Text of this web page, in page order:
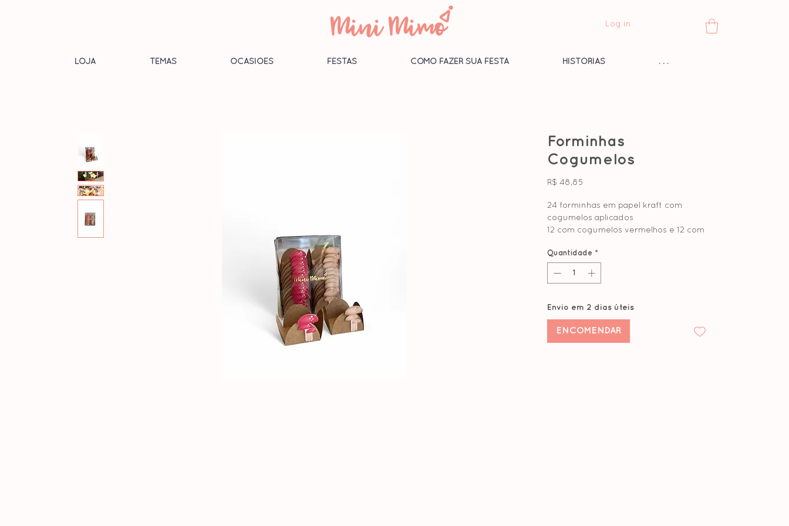
Log in
LOJA TEMAS OCASIÕES FESTAS COMO FAZER SUA FESTA HISTÓRIAS . . .
Forminhas
Cogumelos
R$ 48,85
24 forminhas em papel kraft com
cogumelos aplicados
12 com cogumelos vermelhos e 12 com
3,5cm de base
Quantidade *
Envio em 2 dias úteis
ENCOMENDAR